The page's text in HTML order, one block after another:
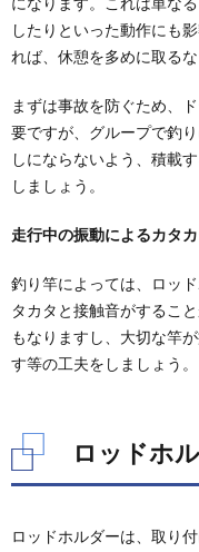
ドホル
ダーの
おすす
め
4.2.
ベルト
のロッ
ドホル
おすす
め
4.3.
簡易タ
ロッド
ホルダ
したりといった動作にも
れば、休憩を多めに取る
まずは事故を防ぐため、
要ですが、グループで釣
しにならないよう、積載
しましょう。
走行中の振動によるカタ
釣り竿によっては、ロッ
タカタと接触音がするこ
もなりますし、大切な竿
す等の工夫をしましょう。
ロッドホ
ロッドホルダーは、取り